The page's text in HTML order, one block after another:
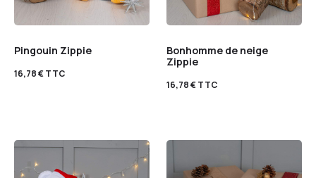
Pingouin Zippie
16,78€TTC
Bonhomme de neige
Zippie
16,78€TTC